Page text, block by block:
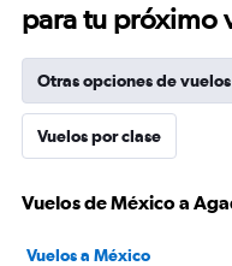
para tu próximo
Otras opciones de vuelos
Vuelos por clase
Vuelos de México a
Vuelos a México